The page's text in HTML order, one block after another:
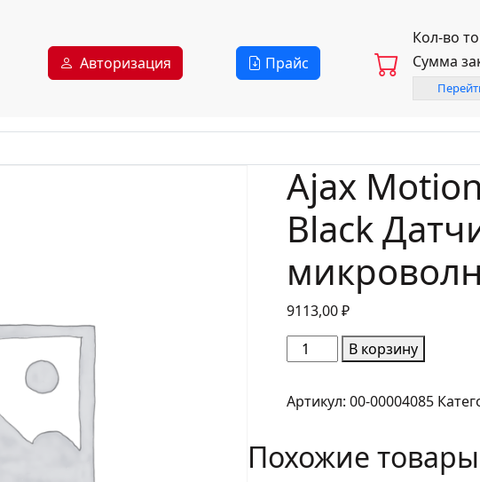
Авторизация Прайс
Кол-во
Сумма
Ajax
Black
9113,00₽
Количество
товара
MotionProtect
Black
Датчик
В корзину
Артикул:00-00004085
Похожие товары